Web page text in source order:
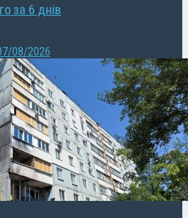
за 6 днів
08/2026